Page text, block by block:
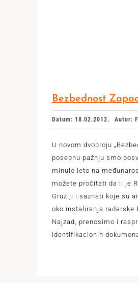
Bezbednost
Datum: 18.02.2012. Autor:
U novom dvobroju
posebnu pažnju smo
minulo leto na
možete pročitati da li je
Gruziji i saznati koje su
oko instaliranja radarske
Najzad, prenosimo i
identifikacionih